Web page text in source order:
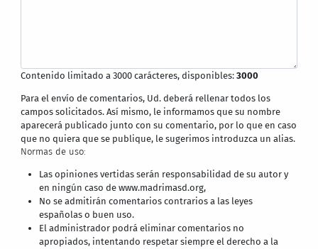
Contenido limitado a 3000 carácteres, disponibles:3000
Para el envío de comentarios, Ud. deberá rellenar todos los
campos solicitados. Así mismo, le informamos que su nombre
aparecerá publicado junto con su comentario, por lo que en caso
que no quiera que se publique, le sugerimos introduzca un alias.
Normas de uso:
Las opiniones vertidas serán responsabilidad de su autor y
en ningún caso de www.madrimasd.org,
No se admitirán comentarios contrarios a las leyes
españolas o buen uso.
El administrador podrá eliminar comentarios no
apropiados, intentando respetar siempre el derecho a la